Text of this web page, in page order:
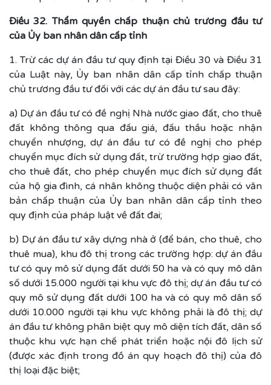
Điều 32. Thẩm quyền chấp thuận chủ trương đầu tư
của Ủy ban nhân dân cấp tỉnh
1. Trừ các dự án đầu tư quy định tại Điều 30 và Điều 31
của Luật này, Ủy ban nhân dân cấp tỉnh chấp thuận
chủ trương đầu tư đối với các dự án đầu tư sau đây:
a) Dự án đầu tư có đề nghị Nhà nước giao đất, cho thuê
đất không thông qua đấu giá, đấu thầu hoặc nhận
chuyển nhượng, dự án đầu tư có đề nghị cho phép
chuyển mục đích sử dụng đất, trừ trường hợp giao đất,
cho thuê đất, cho phép chuyển mục đích sử dụng đất
của hộ gia đình, cá nhân không thuộc diện phải có văn
bản chấp thuận của Ủy ban nhân dân cấp tỉnh theo
quy định của pháp luật về đất đai;
b) Dự án đầu tư xây dựng nhà ở (để bán, cho thuê, cho
thuê mua), khu đô thị trong các trường hợp: dự án đầu
tư có quy mô sử dụng đất dưới 50 ha và có quy mô dân
số dưới 15.000 người tại khu vực đô thị; dự án đầu tư có
quy mô sử dụng đất dưới 100 ha và có quy mô dân số
dưới 10.000 người tại khu vực không phải là đô thị; dự
án đầu tư không phân biệt quy mô diện tích đất, dân số
thuộc khu vực hạn chế phát triển hoặc nội đô lịch sử
(được xác định trong đồ án quy hoạch đô thị) của đô
thị loại đặc biệt;